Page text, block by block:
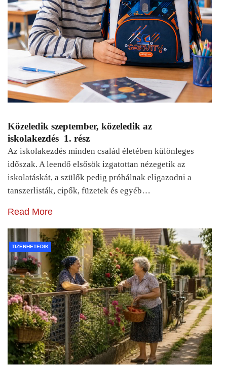
Közeledik szeptember, közeledik az
iskolakezdés 1. rész
Az iskolakezdés minden család életében különleges
időszak. A leendő elsősök izgatottan nézegetik az
iskolatáskát, a szülők pedig próbálnak eligazodni a
tanszerlisták, cipők, füzetek és egyéb…
Read More
TIZENHETEDIK